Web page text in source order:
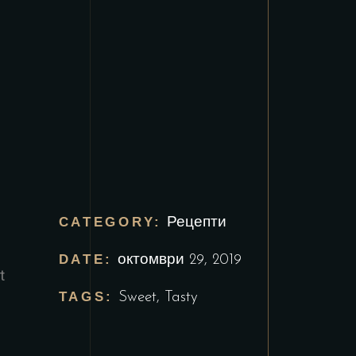
CATEGORY: Рецепти
DATE: октомври 29, 2019
TAGS: Sweet, Tasty